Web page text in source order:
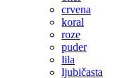
crvena
koral
roze
puder
lila
ljubičasta